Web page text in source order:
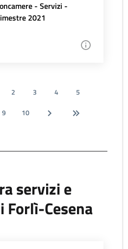
- Servizi -
2021
2 3 4
5
9 10
servizi e
Cesena